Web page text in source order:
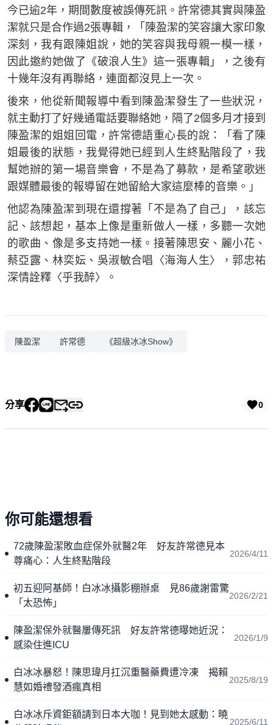
今已逾2年，期間數度被誤傳死訊。許常德其實與陳盈
潔就只是合作過2張專輯，「陳盈潔的笑容讓大家印象
深刻，我有跟陳姐說，她的笑容與我母親一模一樣，
因此邀約她做了《破浪人生》這一張專輯」，之後有
十幾年沒有再聯絡，連面都沒見上一次。
後來，他從新聞報導中看到陳盈潔發生了一些狀況，
就主動打了好幾通電話要聯絡她，隔了2個多月才接到
陳盈潔的姐姐回電，許常德語重心長的說：「看了陳
姐最後的狀態，我覺得她已經到人生終點階段了，我
幫她辦的第一場音樂會，不是為了募款，是希望歌迷
跟媒體最後的報導留在她留給大家這麼棒的音樂。」
他認為陳盈潔到現在還撐著「不是為了自己」，該忘
記、該想起，基本上像是重新做人一樣，多聽一次她
的歌曲、像是多支持她一樣。接著陳思安、麗小花、
蔡亞露、林奕妘、吳淑敏合唱〈海海人生〉，郭忠祐
深情詮釋〈乎我醉〉。
陳盈潔 許常德 《超級冰冰Show》
分享 0
你可能還想看
72歲陳盈潔敗血症保外就醫2年 好友許常德見本
尊痛心：人生終點階段
2026/4/11
初五迎阿基師！白冰冰攝影棚辦桌 見86歲謝雷驚
「太恐怖」
2026/2/21
陳盈潔保外就醫屢傳死訊 好友許常德曝她近況：
感染住進ICU
2026/1/9
白冰冰暴怒！陳思瑋月扛沉重醫藥費遭冷凍 揭賴
慧如婚禮發酒瘋真相
2025/8/19
白冰冰斥資鉅額請到日本大咖！見到她太感動：曉
2025/6/11